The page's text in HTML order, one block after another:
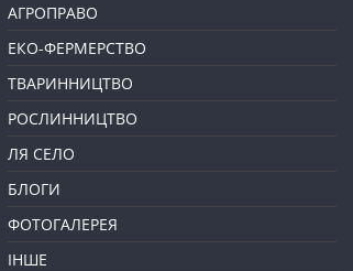
АГРОПРАВО
ЕКО-ФЕРМЕРСТВО
ТВАРИННИЦТВО
РОСЛИННИЦТВО
ЛЯ СЕЛО
БЛОГИ
ФОТОГАЛЕРЕЯ
ІНШЕ